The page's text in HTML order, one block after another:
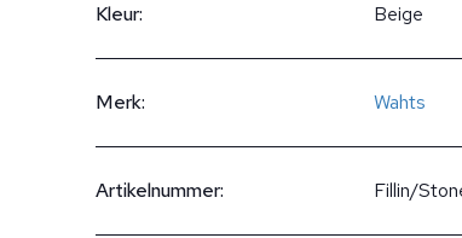
Kleur: Beige
Merk: Wahts
Artikelnummer: Fillin/